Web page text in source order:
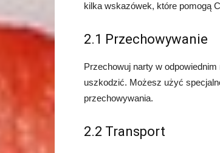
kilka wskazówek, które pomogą
2.1 Przechowywanie
Przechowuj narty w
uszkodzić. Możesz użyć
przechowywania.
2.2 Transport